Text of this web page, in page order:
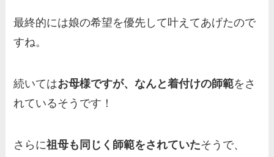
最終的には娘の希望を優先して叶えてあげたので
すね。
続いてはお母様ですが、なんと着付けの師範をさ
れているそうです！
さらに祖母も同じく師範をされていたそうで、